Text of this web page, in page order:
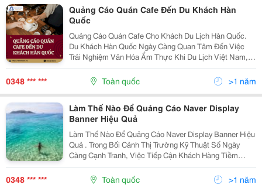
Quảng Cáo Quán Cafe Đến Du Khách Hàn
Quốc
Quảng Cáo Quán Cafe Cho Khách Du Lịch Hàn Quốc.
Du Khách Hàn Quốc Ngày Càng Quan Tâm Đến Việc
Trải Nghiệm Văn Hóa Ẩm Thực Khi Du Lịch Việt Nam,
Đặc Biệt Là Những Quán Café Có Phong Cách Độc Đáo.
Để Quảng Cáo Quán Café Của Bạn Đến Nhóm Khách
Hàng Tiềm...
0348 *** *** Toàn quốc >1 năm
Làm Thế Nào Để Quảng Cáo Naver Display
Banner Hiệu Quả
Làm Thế Nào Để Quảng Cáo Naver Display Banner Hiệu
Quả . Trong Bối Cảnh Thị Trường Kỹ Thuật Số Ngày
Càng Cạnh Tranh, Việc Tiếp Cận Khách Hàng Tiềm
Năng Một Cách Hiệu Quả Là Yếu Tố Then Chốt Để
Doanh Nghiệp Thành Công. Naver, Cổng Thông Tin Điện
0348 *** *** Toàn quốc >1 năm